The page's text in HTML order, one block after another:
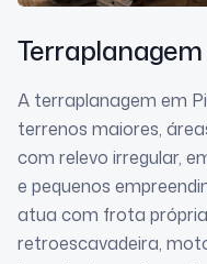
Terraplanagem
A terraplanagem em
terrenos maiores,
com relevo irregular,
e pequenos
atua com frota
retroescavadeira,